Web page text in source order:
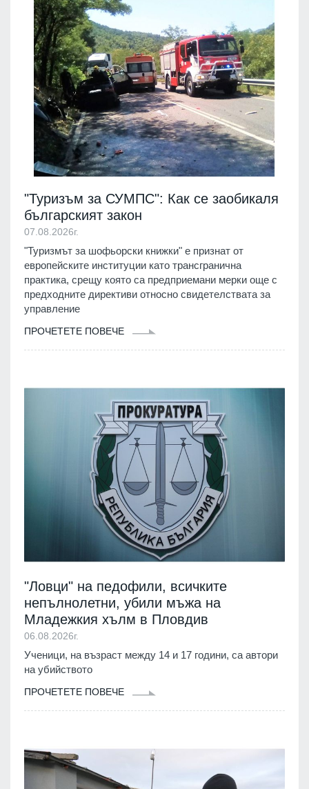
"Туризъм за СУМПС": Как се заобикаля
българският закон
07.08.2026г.
"Туризмът за шофьорски книжки" е признат от
европейските институции като трансгранична
практика, срещу която са предприемани мерки още с
предходните директиви относно свидетелствата за
управление
ПРОЧЕТЕТЕ ПОВЕЧЕ
"Ловци" на педофили, всичките
непълнолетни, убили мъжа на
Младежкия хълм в Пловдив
06.08.2026г.
Ученици, на възраст между 14 и 17 години, са автори
на убийството
ПРОЧЕТЕТЕ ПОВЕЧЕ